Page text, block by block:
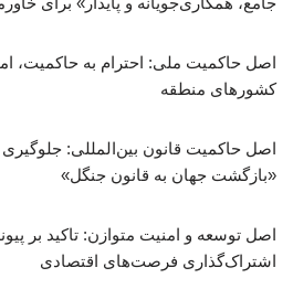
اصل حاکمیت ملی: احترام به حاکمیت،
کشورهای منطقه
اصل حاکمیت قانون بین‌المللی:
«بازگشت جهان به قانون جنگل»
اصل توسعه و امنیت متوازن: تاکید بر
اشتراک‌گذاری فرصت‌های اقتصادی